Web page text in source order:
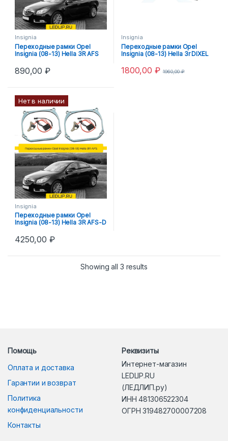
Insignia
Переходные рамки Opel
Insignia (08-13) Hella 3R AFS
890,00₽
Insignia
Переходные рамки Opel
Insignia (08-13) Hella 3r DIXEL
1800,00 ₽ 1960,00₽
Нет в наличии
Insignia
Переходные рамки Opel
Insignia (08-13) Hella 3R AFS-D
4250,00 ₽
Showing all 3 results
Помощь
Оплата и доставка
Гарантии и возврат
Политика
конфиденциальности
Контакты
Реквизиты
Интернет-магазин
LEDLIP.RU
(ЛЕДЛИП.ру)
ИНН 481306522304
ОГРН 319482700007208